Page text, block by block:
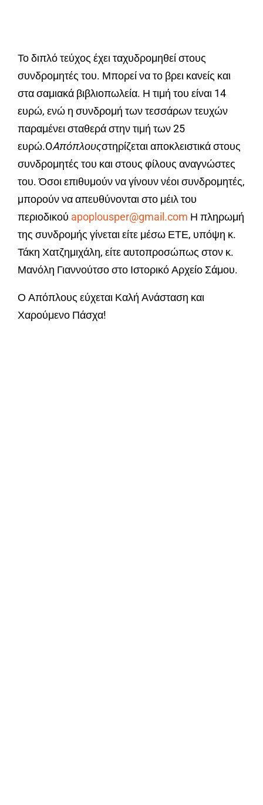
Το διπλό τεύχος έχει ταχυδρομηθεί στους
συνδρομητές του. Μπορεί να το βρει κανείς και
στα σαμιακά βιβλιοπωλεία. Η τιμή του είναι 14
ευρώ, ενώ η συνδρομή των τεσσάρων τευχών
παραμένει σταθερά στην τιμή των 25
ευρώ.OAπόπλουςστηρίζεται αποκλειστικά στους
συνδρομητές του και στους φίλους αναγνώστες
του. Όσοι επιθυμούν να γίνουν νέοι συνδρομητές,
μπορούν να απευθύνονται στο μέιλ του
περιοδικού apoplousper@gmail.com Η πληρωμή
της συνδρομής γίνεται είτε μέσω ΕΤΕ, υπόψη κ.
Τάκη Χατζημιχάλη, είτε αυτοπροσώπως στον κ.
Μανόλη Γιαννούτσο στο Ιστορικό Αρχείο Σάμου.
Ο Απόπλους εύχεται Καλή Ανάσταση και
Χαρούμενο Πάσχα!